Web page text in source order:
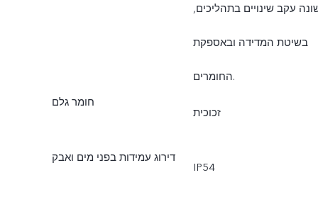
עקב שינויים בתהליכים,
בשיטת המדידה ובאספקת
החומרים.
חומר גלם
זכוכית
דירוג עמידות בפני מים ואבק
IP54